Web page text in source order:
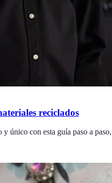
reciclados
único con esta guía paso a